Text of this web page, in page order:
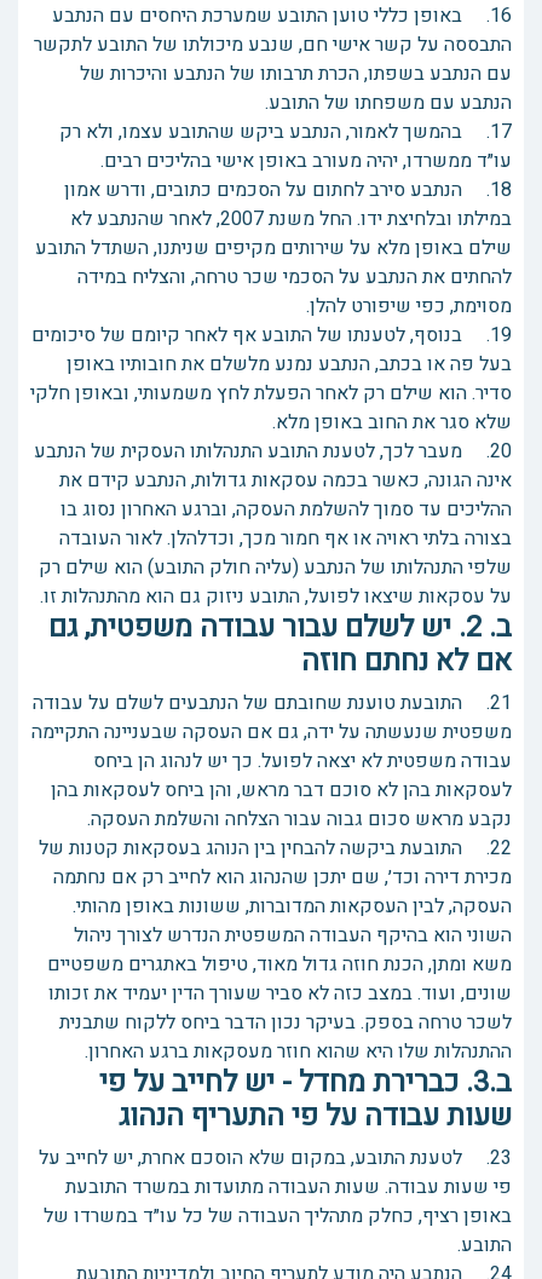
16. באופן כללי טוען התובע שמערכת היחסים עם הנתבע
התבססה על קשר אישי חם, שנבע מיכולתו של התובע לתקשר
עם הנתבע בשפתו, הכרת תרבותו של הנתבע והיכרות של
הנתבע עם משפחתו של התובע.
17. בהמשך לאמור, הנתבע ביקש שהתובע עצמו, ולא רק
עו״ד ממשרדו, יהיה מעורב באופן אישי בהליכים רבים.
18. הנתבע סירב לחתום על הסכמים כתובים, ודרש אמון
במילתו ובלחיצת ידו. החל משנת 2007, לאחר שהנתבע לא
שילם באופן מלא על שירותים מקיפים שניתנו, השתדל התובע
להחתים את הנתבע על הסכמי שכר טרחה, והצליח במידה
מסוימת, כפי שיפורט להלן.
19. בנוסף, לטענתו של התובע אף לאחר קיומם של סיכומים
בעל פה או בכתב, הנתבע נמנע מלשלם את חובותיו באופן
סדיר. הוא שילם רק לאחר הפעלת לחץ משמעותי, ובאופן חלקי
שלא סגר את החוב באופן מלא.
20. מעבר לכך, לטענת התובע התנהלותו העסקית של הנתבע
אינה הגונה, כאשר בכמה עסקאות גדולות, הנתבע קידם את
ההליכים עד סמוך להשלמת העסקה, וברגע האחרון נסוג בו
בצורה בלתי ראויה או אף חמור מכך, וכדלהלן. לאור העובדה
שלפי התנהלותו של הנתבע (עליה חולק התובע) הוא שילם רק
על עסקאות שיצאו לפועל, התובע ניזוק גם הוא מהתנהלות זו.
ב. 2. יש לשלם עבור עבודה משפטית, גם
אם לא נחתם חוזה
21. התובעת טוענת שחובתם של הנתבעים לשלם על עבודה
משפטית שנעשתה על ידה, גם אם העסקה שבעניינה התקיימה
עבודה משפטית לא יצאה לפועל. כך יש לנהוג הן ביחס
לעסקאות בהן לא סוכם דבר מראש, והן ביחס לעסקאות בהן
נקבע מראש סכום גבוה עבור הצלחה והשלמת העסקה.
22. התובעת ביקשה להבחין בין הנוהג בעסקאות קטנות של
מכירת דירה וכד׳, שם יתכן שהנהוג הוא לחייב רק אם נחתמה
העסקה, לבין העסקאות המדוברות, ששונות באופן מהותי.
השוני הוא בהיקף העבודה המשפטית הנדרש לצורך ניהול
משא ומתן, הכנת חוזה גדול מאוד, טיפול באתגרים משפטיים
שונים, ועוד. במצב כזה לא סביר שעורך הדין יעמיד את זכותו
לשכר טרחה בספק. בעיקר נכון הדבר ביחס ללקוח שתבנית
ההתנהלות שלו היא שהוא חוזר מעסקאות ברגע האחרון.
ב.3. כברירת מחדל - יש לחייב על פי
שעות עבודה על פי התעריף הנהוג
23. לטענת התובע, במקום שלא הוסכם אחרת, יש לחייב על
פי שעות עבודה. שעות העבודה מתועדות במשרד התובעת
באופן רציף, כחלק מתהליך העבודה של כל עו״ד במשרדו של
התובע.